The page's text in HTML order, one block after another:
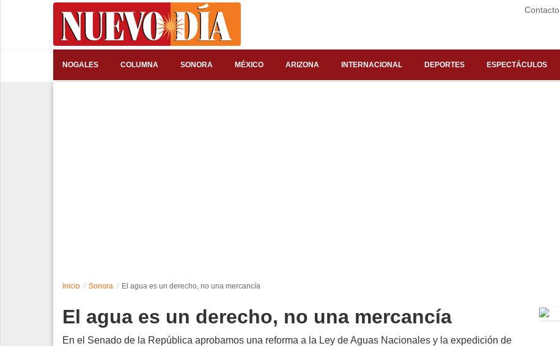
Contacto
NOGALES COLUMNA SONORA MÉXICO ARIZONA INTERNACIONAL DEPORTES ESPECTÁCULOS
Inicio Sonora El agua es un derecho, no una mercancía
El agua es un derecho, no una mercancía
En el Senado de la República aprobamos una reforma a la Ley de Aguas Nacionales y la expedición de